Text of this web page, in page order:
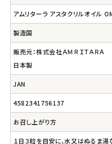
アムリターラ アスタクリルオイル
製造国
販売元：株式会社ＡＭＲＩＴＡＲＡ
日本製
JAN
4582341756137
お召し上がり方
１日３粒を目安に、水又はぬるま